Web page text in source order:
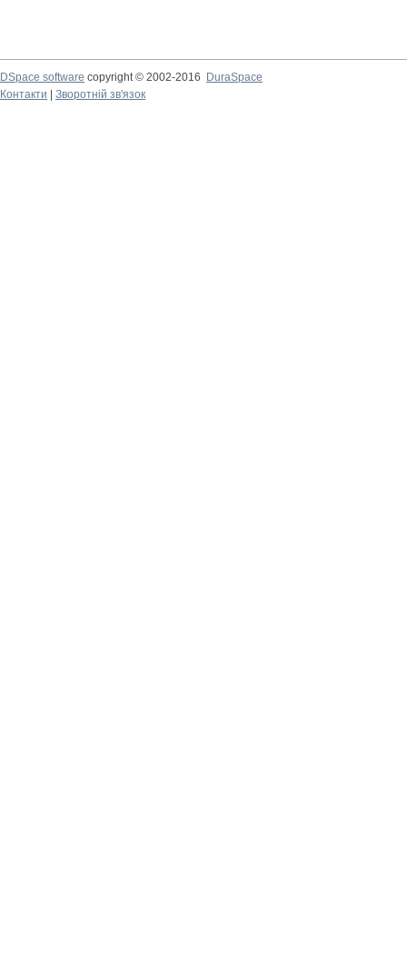
DSpace software copyright © 2002-2016
DuraSpace
Контакти
Зворотній зв'язок